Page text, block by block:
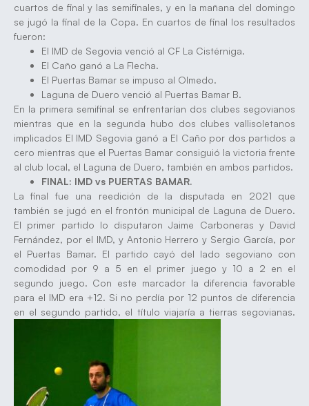
cuartos de final y las semifinales, y en la mañana del domingo
se jugó la final de la Copa. En cuartos de final los resultados
fueron:
El IMD de Segovia venció al CF La Cistérniga.
El Caño ganó a La Flecha.
El Puertas Bamar se impuso al Olmedo.
Laguna de Duero venció al Puertas Bamar B.
En la primera semifinal se enfrentarían dos clubes segovianos
mientras que en la segunda hubo dos clubes vallisoletanos
implicados El IMD Segovia ganó a El Caño por dos partidos a
cero mientras que el Puertas Bamar consiguió la victoria frente
al club local, el Laguna de Duero, también en ambos partidos.
FINAL: IMD vs PUERTAS BAMAR.
La final fue una reedición de la disputada en 2021 que
también se jugó en el frontón municipal de Laguna de Duero.
El primer partido lo disputaron Jaime Carboneras y David
Fernández, por el IMD, y Antonio Herrero y Sergio García, por
el Puertas Bamar. El partido cayó del lado segoviano con
comodidad por 9 a 5 en el primer juego y 10 a 2 en el
segundo juego. Con este marcador la diferencia favorable
para el IMD era +12. Si no perdía por 12 puntos de diferencia
en el segundo partido, el título viajaría a tierras segovianas.